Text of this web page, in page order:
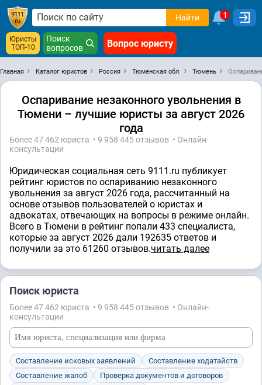
Найти 1
Юристы
ТОП-10
Поиск
вопросов
Вопрос юристу
Главная Каталог юристов Россия Тюменская обл. Тюмень
Оспаривание незаконного увольнения в
Тюмени – лучшие юристы за август 2026
года
Более 47 462 юристa • 9 958 445 отзывов • Онлайн-
консультации
Юридическая социальная сеть 9111.ru публикует
рейтинг юристов по оспариванию незаконного
увольнения за август 2026 года, рассчитанный на
основе отзывов пользователей о юристах и
адвокатах, отвечающих на вопросы в режиме онлайн.
Всего в Тюмени в рейтинг попали 433 специалистa,
которые за август 2026 дали 192635 ответов и
получили за это 61260 отзывов.читать далее
Поиск юриста
Более 47 462 юристa • 9 958 445 отзывов • Онлайн-
консультации
Составление исковых заявлений
Составление ходатайств
Составление жалоб
Проверка документов и договоров